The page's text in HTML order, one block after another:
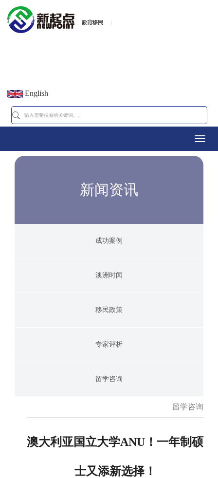
English
新闻资讯
成功案例
澳洲时闻
移民政策
专家评析
留学咨询
留学咨询
澳大利亚国立大学ANU！一年制硕
士又添新选择！